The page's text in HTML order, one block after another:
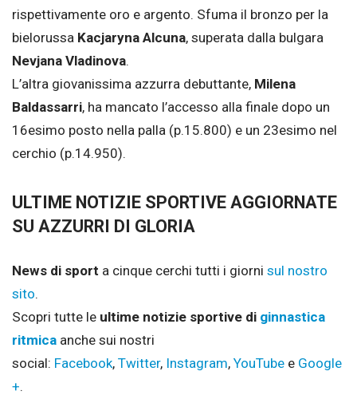
rispettivamente oro e argento. Sfuma il bronzo per la
bielorussa Kacjaryna Alcuna, superata dalla bulgara
Nevjana Vladinova.
L’altra giovanissima azzurra debuttante, Milena
Baldassarri, ha mancato l’accesso alla finale dopo un
16esimo posto nella palla (p.15.800) e un 23esimo nel
cerchio (p.14.950).
ULTIME NOTIZIE SPORTIVE AGGIORNATE
SU AZZURRI DI GLORIA
News di sport a cinque cerchi tutti i giorni sul nostro
sito.
Scopri tutte le ultime notizie sportive di ginnastica
ritmica anche sui nostri
social: Facebook, Twitter, Instagram, YouTube e Google
+.